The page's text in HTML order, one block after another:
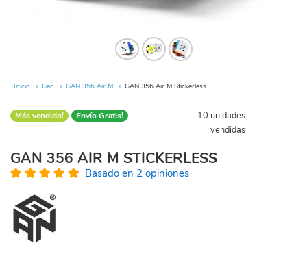
Inicio Gan GAN 356 Air M GAN 356 Air M Stickerless
Más vendido! Envío Gratis!
10 unidades
vendidas
GAN 356 AIR M STICKERLESS
Basado en 2 opiniones